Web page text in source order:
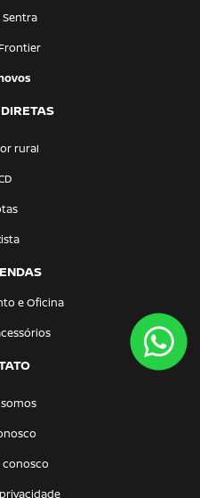
Sentra
rural
e Oficina
conosco